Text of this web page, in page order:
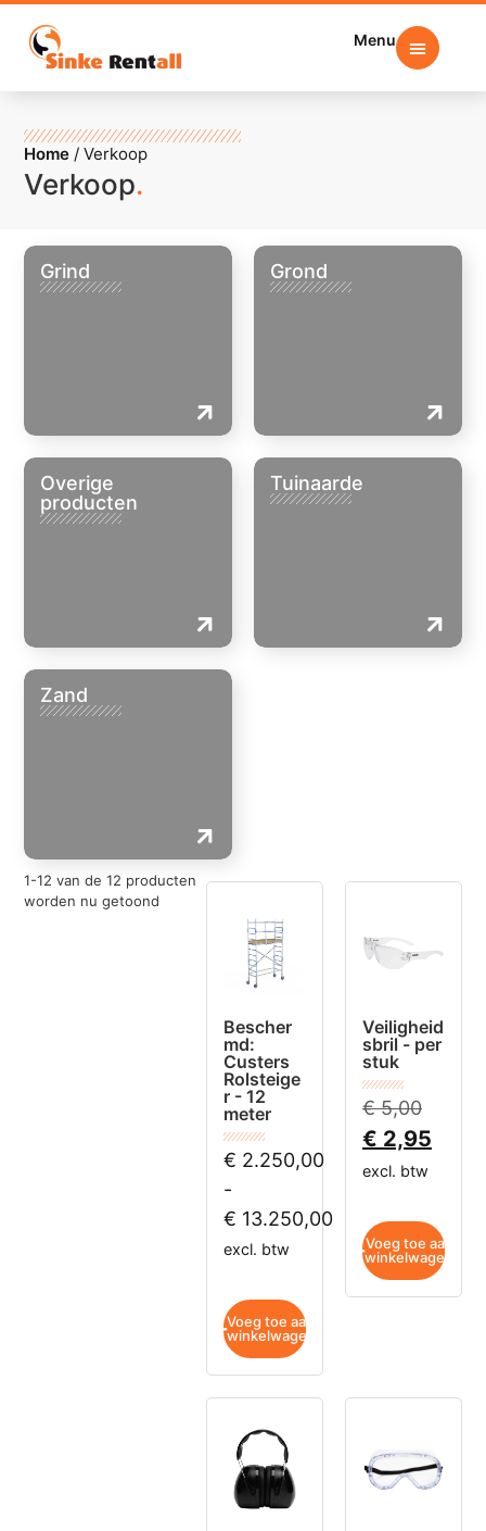
Menu
Home /Verkoop
Verkoop.
Grind Grond
Overige
producten
Tuinaarde
Zand
1-12 van de12 producten
worden nu getoond
Bescher
md:
Custers
Rolsteige
r - 12
meter
€ 2.250,00
-
€ 13.250,00
excl. btw
Voeg toe aan
winkelwagen
Veiligheid
sbril - per
stuk
€5,00
€ 2,95
excl. btw
Voeg toe aan
winkelwagen